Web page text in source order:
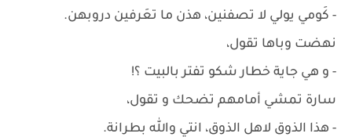
- كَومي يولي لا تصفنين، هذن ما تعَرفين دروبهن.
نهضت وباها تقول،
- و هي جاية خطار شكو تفتر بالبيت ؟!
سارة تمشي أمامهم تضحك و تقول،
- هذا الذوق لاهل الذوق، انتي والله بطرانة.